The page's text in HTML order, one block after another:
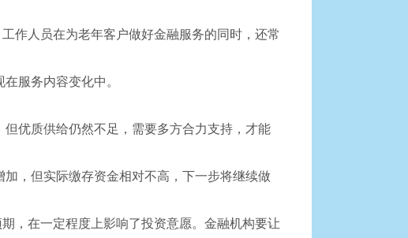
作人员在为老年客户做好金融服务的同时，还常
服务内容变化中。
优质供给仍然不足，需要多方合力支持，才能
，但实际缴存资金相对不高，下一步将继续做
，在一定程度上影响了投资意愿。金融机构要让